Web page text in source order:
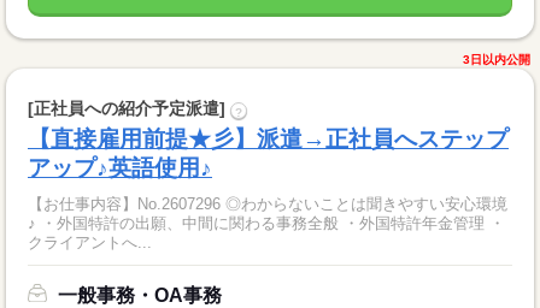
3日以内公開
[正社員への紹介予定派遣] ?
【直接雇用前提★彡】派遣→正社員へステップ
アップ♪英語使用♪
【お仕事内容】No.2607296 ◎わからないことは聞きやすい安心環境
♪ ・外国特許の出願、中間に関わる事務全般 ・外国特許年金管理 ・
クライアントへ...
一般事務・OA事務